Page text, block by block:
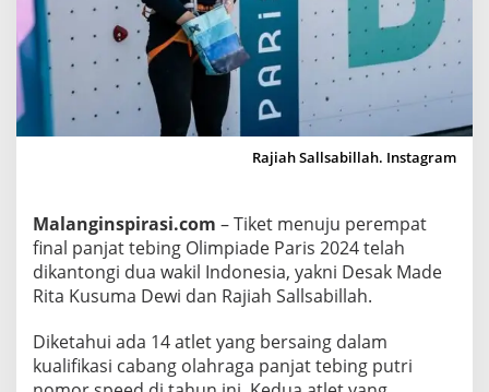
i
n
O
l
p
a
d
P
a
Rajiah Sallsabillah. Instagram
Malanginspirasi.com – Tiket menuju perempat
final panjat tebing Olimpiade Paris 2024 telah
dikantongi dua wakil Indonesia, yakni Desak Made
Rita Kusuma Dewi dan Rajiah Sallsabillah.
Diketahui ada 14 atlet yang bersaing dalam
kualifikasi cabang olahraga panjat tebing putri